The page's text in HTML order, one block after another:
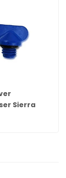
Sierra
22-
8M0119211